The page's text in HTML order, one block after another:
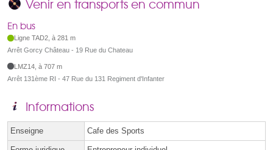
Venir en transports en commun
En bus
Ligne TAD2, à 281 m
Arrêt Gorcy Château - 19 Rue du Chateau
LMZ14, à 707 m
Arrêt 131ème RI - 47 Rue du 131 Regiment d'Infanter
Informations
Enseigne Cafe des Sports